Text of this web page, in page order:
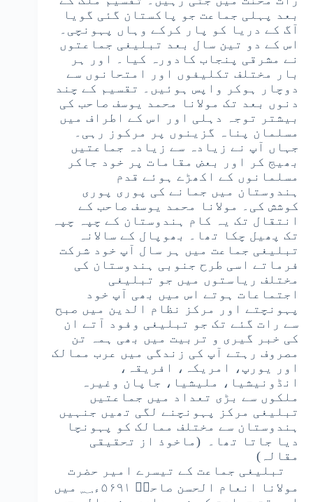
بعد پہلی جماعت جو پاکستان گئی گویا
آگ کے دریا کو پار کرکے وہاں پہونچی۔
اس کے دو تین سال بعد تبلیغی جماعتوں
نے مشرقی پنجاب کادورہ کیا۔ اور ہر
بار مختلف تکلیفوں اور امتحانوں سے
دوچار ہوکر واپس ہوئیں۔ تقسیم کے چند
دنوں بعد تک مولانا محمد یوسف صاحب کی
بیشتر توجہ دہلی اور اس کے اطراف میں
مسلمان پناہ گزینوں پر مرکوز رہی۔
جہاں آپ نے زیادہ سے زیادہ جماعتیں
بھیج کر اور بعض مقامات پر خود جاکر
مسلمانوں کے اکھڑے ہوئے قدم
ہندوستان میں جمانے کی پوری پوری
کوشش کی۔ مولانا محمد یوسف صاحب کے
انتقال تک یہ کام ہندوستان کے چپہ چپہ
تک پھیل چکا تھا۔ بھوپال کے سالانہ
تبلیغی جماعت میں ہر سال آپ خود شرکت
فرماتے اسی طرح جنوبی ہندوستان کی
مختلف ریاستوں میں جو تبلیغی
اجتماعات ہوتے اس میں بھی آپ خود
پہونچتے اور مرکز نظام الدین میں صبح
سے رات گئے تک جو تبلیغی وفود آتے ان
کی خبر گیری و تربیت میں بھی ہمہ تن
مصروف رہتے آپ کی زندگی میں عرب ممالک
اور یورپ، امریکہ، افریقہ،
انڈونیشیا، ملیشیا، جاپان وغیرہ
ملکوں سے بڑی تعداد میں جماعتیں
تبلیغی مرکز پہونچنے لگی تھیں جنہیں
ہندوستان سے مختلف ممالک کو پہونچا
دیا جاتا تھا۔ (ماخوذ از تحقیقی
مقالہ)
تبلیغی جماعت کے تیسرے امیر حضرت
مولانا انعام الحسن صاحبؒ ۵۶۹۱ء؁ میں